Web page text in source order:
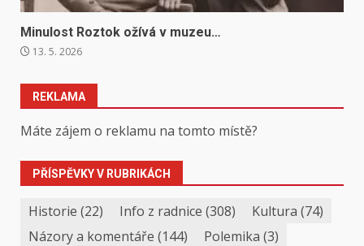
Minulost Roztok ožívá v muzeu…
13. 5. 2026
REKLAMA
Máte zájem o reklamu na tomto místě?
PŘÍSPĚVKY V RUBRIKÁCH
Historie (22) Info z radnice (308) Kultura (74)
Názory a komentáře (144) Polemika (3)